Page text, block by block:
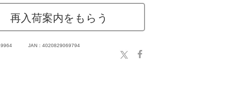
再入荷案内をもらう
JAN：4020829069794